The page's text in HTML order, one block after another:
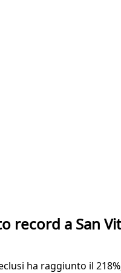
record a San
ha raggiunto il